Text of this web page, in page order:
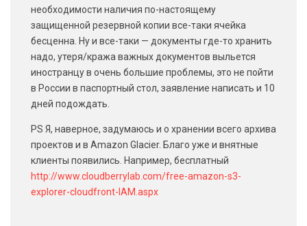
необходимости наличия по-настоящему
защищенной резервной копии все-таки ячейка
бесценна. Ну и все-таки — документы где-то хранить
надо, утеря/кража важных документов выльется
иностранцу в очень большие проблемы, это не пойти
в России в паспортный стол, заявление написать и 10
дней подождать.
PS Я, наверное, задумаюсь и о хранении всего архива
проектов и в Amazon Glacier. Благо уже и внятные
клиенты появились. Например, бесплатный
http://www.cloudberrylab.com/free-amazon-s3-
explorer-cloudfront-IAM.aspx